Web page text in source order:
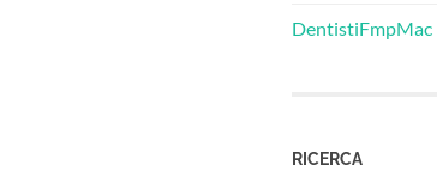
DentistiFmpMac
RICERCA